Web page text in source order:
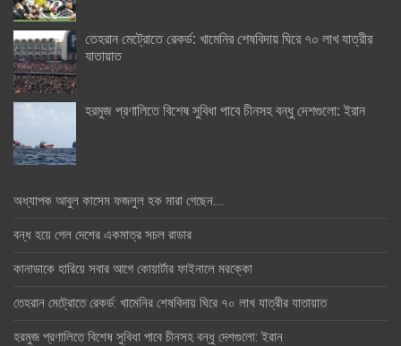
তেহরান মেট্রোতে রেকর্ড: খামেনির শেষবিদায় ঘিরে ৭০ লাখ যাত্রীর
যাতায়াত
হরমুজ প্রণালিতে বিশেষ সুবিধা পাবে চীনসহ বন্ধু দেশগুলো: ইরান
অধ্যাপক আবুল কাসেম ফজলুল হক মারা গেছেন….
বন্ধ হয়ে গেল দেশের একমাত্র সচল রাডার
কানাডাকে হারিয়ে সবার আগে কোয়ার্টার ফাইনালে মরক্কো
তেহরান মেট্রোতে রেকর্ড: খামেনির শেষবিদায় ঘিরে ৭০ লাখ যাত্রীর যাতায়াত
হরমুজ প্রণালিতে বিশেষ সুবিধা পাবে চীনসহ বন্ধু দেশগুলো: ইরান